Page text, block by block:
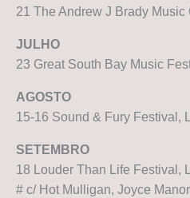
21 The Andrew J Brady
JULHO
23 Great South Bay Music
AGOSTO
15-16 Sound & Fury Festival,
SETEMBRO
18 Louder Than Life Festival,
# c/ Hot Mulligan, Joyce